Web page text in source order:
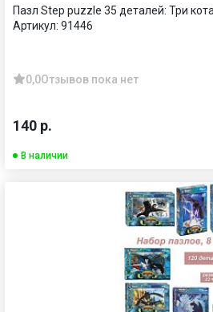
Пазл Step puzzle 35 деталей: Три
Артикул: 91446
0,0Отзывов пока нет
140 р.
В наличии